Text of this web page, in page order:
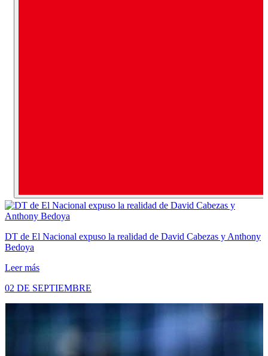
DT de El Nacional expuso la realidad de David Cabezas y Anthony
Bedoya
Leer más
02 DE SEPTIEMBRE